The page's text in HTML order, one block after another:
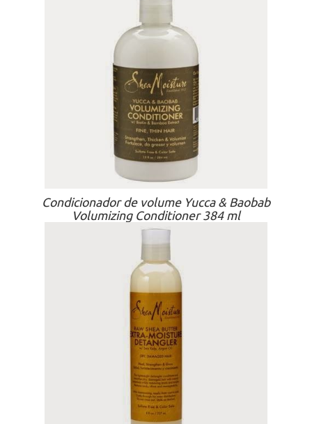
Condicionador de volume Yucca & Baobab
Volumizing Conditioner 384 ml